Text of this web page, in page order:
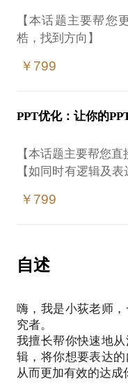
我们会用大概45分
困惑。
可以下单本话题。
问题。
私，如果是线下约
的场所，保证你的
4.有一系列复杂内
或者是：
3.有一件原本习惯的
……
发掘一个好讲法；
获得一个好效果。
在约见开始之前，
果。
另外，表达的改善
的事情，假如你只
速应对某个突发场景
【本话题主要帮您
梏，找到方向】
假如你遇到了以下
1.希望改变现状，可
2.希望更加优秀，但
4.和某人或某类人
法；
5.发生了一些让自
为广泛采用的性格测
它将会帮助你对自
了解。
作为报告解读顾问，
展现出的信息，并且
￥799
PPT优化：让你的
【本话题主要帮您直
【如同时有逻辑及
1.有很多内容不知道
2.有一个很重要的
4.做的PPT被（领
改了他还是不满意；
5.做好了PPT，但
PPT不趁手，不好用
6.说不出来，反正就
￥799
自述
嗨，我是小荻老师
究者。
我擅长帮你快速地
辑，将你想要表达
从而更加有效的达成